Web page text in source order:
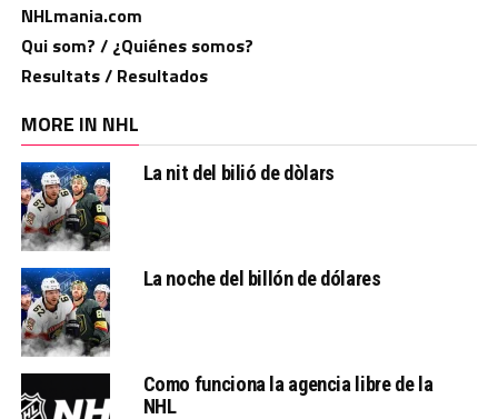
NHLmania.com
Qui som? / ¿Quiénes somos?
Resultats / Resultados
MORE IN NHL
La nit del bilió de dòlars
La noche del billón de dólares
Como funciona la agencia libre de la
NHL